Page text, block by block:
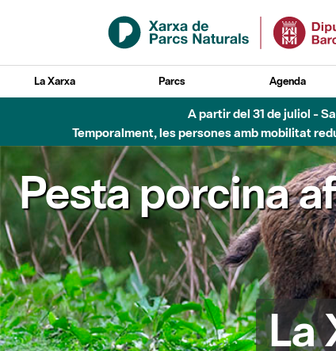
Salta al contingut principal
La Xarxa Parcs Agenda
A partir del 31 de juliol -
Temporalment, les persones amb mobilitat
Pesta porcina
La